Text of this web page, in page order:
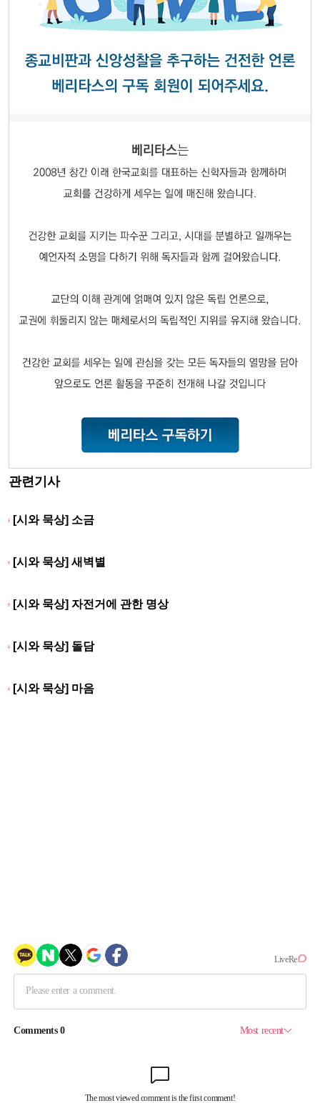
관련기사
[시와 묵상] 소금
[시와 묵상] 새벽별
[시와 묵상] 자전거에 관한 명상
[시와 묵상] 돌담
[시와 묵상] 마음